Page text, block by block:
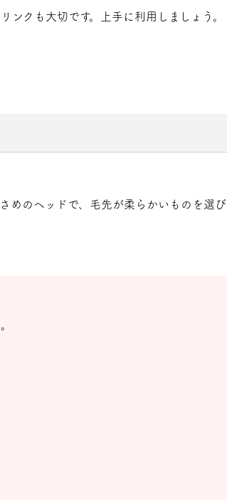
クも大切です。上手に利用しましょう。
めのヘッドで、毛先が柔らかいものを選び